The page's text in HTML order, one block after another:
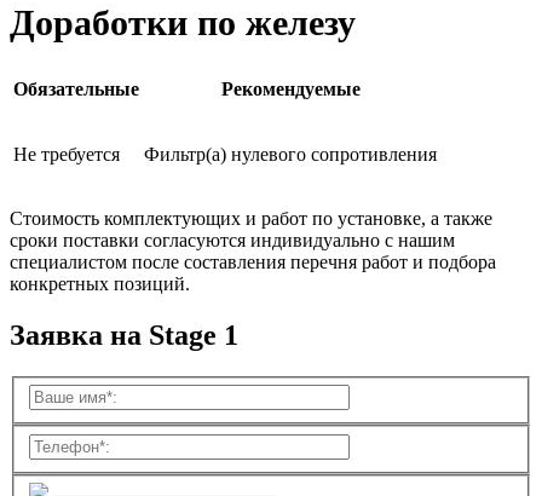
Доработки по железу
Обязательные Рекомендуемые
Не требуется Фильтр(а) нулевого сопротивления
Стоимость комплектующих и работ по установке, а также
сроки поставки согласуются индивидуально с нашим
специалистом после составления перечня работ и подбора
конкретных позиций.
Заявка на Stage 1